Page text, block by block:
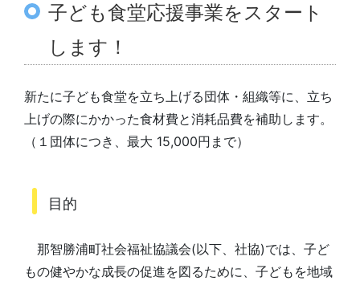
子ども食堂応援事業をスタート
します！
新たに子ども食堂を立ち上げる団体・組織等に、立ち
上げの際にかかった食材費と消耗品費を補助します。
（１団体につき、最大 15,000円まで）
目的
那智勝浦町社会福祉協議会(以下、社協)では、子ど
もの健やかな成長の促進を図るために、子どもを地域